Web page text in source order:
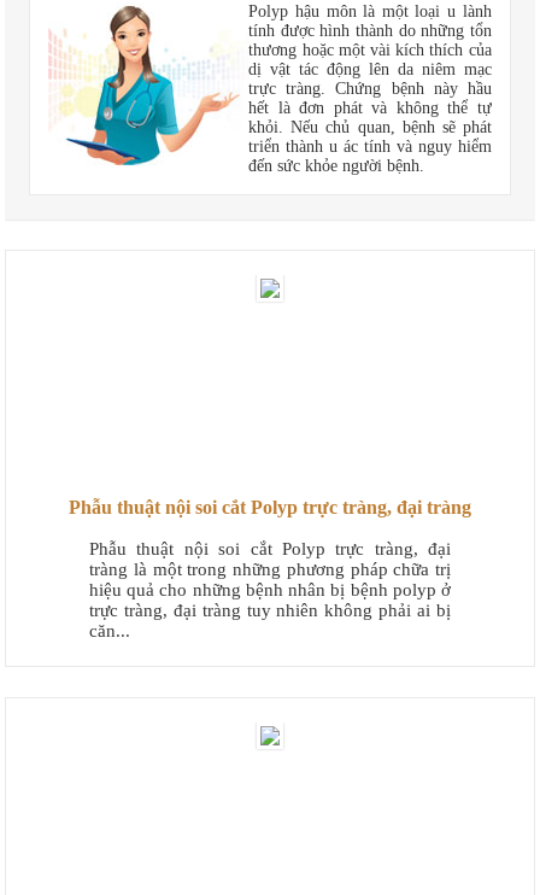
Polyp hậu môn là một loại u lành
tính được hình thành do những tổn
thương hoặc một vài kích thích của
dị vật tác động lên da niêm mạc
trực tràng. Chứng bệnh này hầu
hết là đơn phát và không thể tự
khỏi. Nếu chủ quan, bệnh sẽ phát
triển thành u ác tính và nguy hiểm
đến sức khỏe người bệnh.
Phẫu thuật nội soi cắt Polyp trực tràng, đại tràng
Phẫu thuật nội soi cắt Polyp trực tràng, đại
tràng là một trong những phương pháp chữa trị
hiệu quả cho những bệnh nhân bị bệnh polyp ở
trực tràng, đại tràng tuy nhiên không phải ai bị
căn...